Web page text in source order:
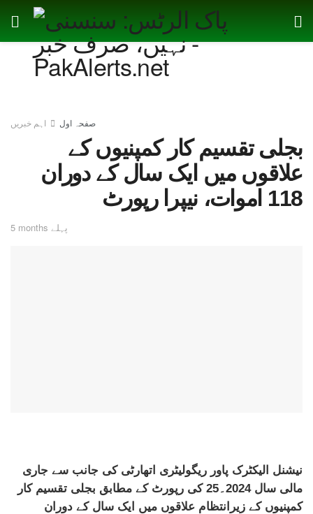
صفحہ اول اہم خبریں
بجلی تقسیم کار کمپنیوں کے
علاقوں میں ایک سال کے دوران
118 اموات، نیپرا رپورٹ
5 months پہلے
نیشنل الیکٹرک پاور ریگولیٹری اتھارٹی کی جانب سے جاری
مالی سال 2024۔25 کی رپورٹ کے مطابق بجلی تقسیم کار
کمپنیوں کے زیرانتظام علاقوں میں ایک سال کے دوران